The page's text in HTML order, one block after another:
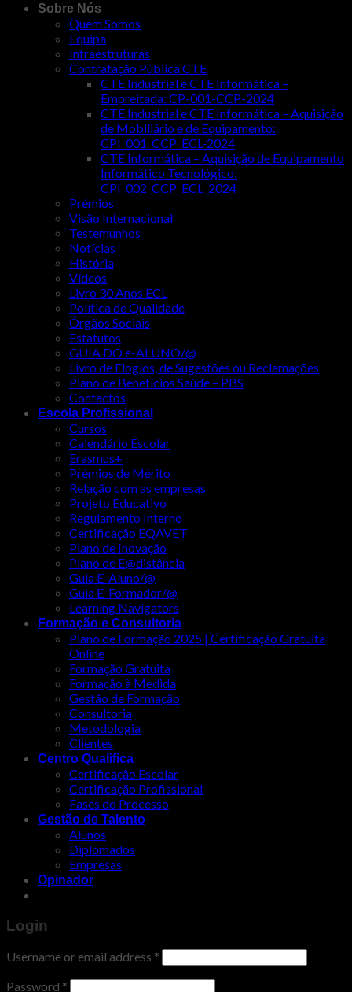
Sobre Nós
Quem Somos
Equipa
Infraestruturas
Contratação Pública CTE
CTE Industrial e CTE Informática –
Empreitada: CP-001-CCP-2024
CTE Industrial e CTE Informática – Aquisição
de Mobiliário e de Equipamento:
CPI_001_CCP_ECL-2024
CTE Informática – Aquisição de Equipamento
Informático Tecnológico:
CPI_002_CCP_ECL_2024
Prémios
Visão Internacional
Testemunhos
Notícias
História
Vídeos
Livro 30 Anos ECL
Política de Qualidade
Órgãos Sociais
Estatutos
GUIA DO e-ALUNO/@
Livro de Elogios, de Sugestões ou Reclamações
Plano de Benefícios Saúde – PBS
Contactos
Escola Profissional
Cursos
Calendário Escolar
Erasmus+
Prémios de Mérito
Relação com as empresas
Projeto Educativo
Regulamento Interno
Certificação EQAVET
Plano de Inovação
Plano de E@distância
Guia E-Aluno/@
Guia E-Formador/@
Learning Navigators
Formação e Consultoria
Plano de Formação 2025 | Certificação Gratuita
Online
Formação Gratuita
Formação à Medida
Gestão de Formação
Consultoria
Metodologia
Clientes
Centro Qualifica
Certificação Escolar
Certificação Profissional
Fases do Processo
Gestão de Talento
Alunos
Diplomados
Empresas
Opinador
Login
Username or email address *
Password *